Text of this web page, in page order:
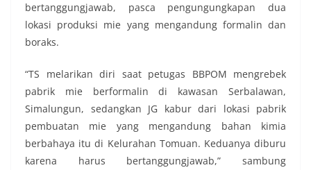
bertanggungjawab, pasca pengungungkapan dua
lokasi produksi mie yang mengandung formalin dan
boraks.
“TS melarikan diri saat petugas BBPOM mengrebek
pabrik mie berformalin di kawasan Serbalawan,
Simalungun, sedangkan JG kabur dari lokasi pabrik
pembuatan mie yang mengandung bahan kimia
berbahaya itu di Kelurahan Tomuan. Keduanya diburu
karena harus bertanggungjawab,” sambung